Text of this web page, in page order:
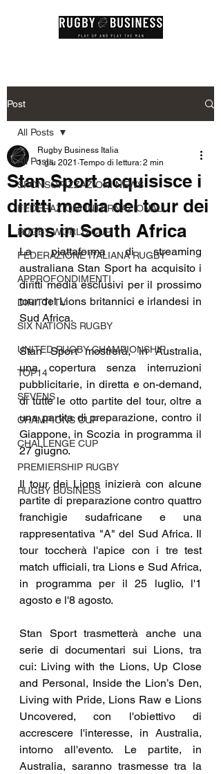
Post
All Posts
SPONSORIZZAZIONI NEWS
FEDERAZIONI INTERNAZIONALI
RUGBY WORLD CUP
FEDERAZIONE ITALIANA RUGBY
APPROFONDIMENTI
DIRITTI TV
SIX NATIONS RUGBY
UNITED RUGBY CHAMPIONSHIP
TOP14
SEVENS
CHAMPIONS CUP
CHALLENGE CUP
PREMIERSHIP RUGBY
RUGBY BUSINESS
All Posts
Stan Sport acquisisce i
diritti media del tour dei
Lions in South Africa
Rugby Business Italia
1 giu 2021 Tempo di lettura: 2 min
La piattaforma di streaming
australiana Stan Sport ha acquisito i
diritti media esclusivi per il prossimo
tour dei Lions britannici e irlandesi in
Sud Africa.
Stan Sport mostrerà, in Australia,
una copertura senza interruzioni
pubblicitarie, in diretta e on-demand,
di tutte le otto partite del tour, oltre a
una partita di preparazione, contro il
Giappone, in Scozia in programma il
27 giugno.
Il tour dei Lions inizierà con alcune
partite di preparazione contro quattro
franchigie sudafricane e una
rappresentativa "A" del Sud Africa. Il
tour toccherà l'apice con i tre test
match ufficiali, tra Lions e Sud Africa,
in programma per il 25 luglio, l'1
agosto e l'8 agosto.
Stan Sport trasmetterà anche una
serie di documentari sui Lions, tra
cui: Living with the Lions, Up Close
and Personal, Inside the Lion’s Den,
Living with Pride, Lions Raw e Lions
Uncovered, con l'obiettivo di
accrescere l'interesse, in Australia,
intorno all'evento. Le partite, in
Australia, saranno trasmesse tra la